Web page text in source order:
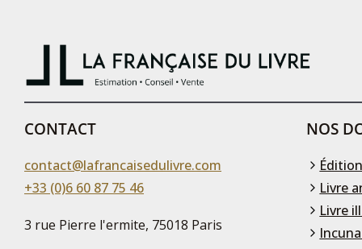
CONTACT
contact@lafrancaisedulivre.com
+33 (0)6 60 87 75 46
3 rue Pierre l'ermite, 75018 Paris
NOS
Livre
Livre